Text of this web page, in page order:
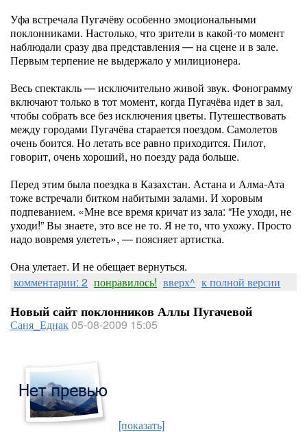
Уфа встречала Пугачёву особенно эмоциональными
поклонниками. Настолько, что зрители в какой-то момент
наблюдали сразу два представления — на сцене и в зале.
Первым терпение не выдержало у милиционера.
Весь спектакль — исключительно живой звук. Фонограмму
включают только в тот момент, когда Пугачёва идет в зал,
чтобы собрать все без исключения цветы. Путешествовать
между городами Пугачёва старается поездом. Самолетов
очень боится. Но летать все равно приходится. Пилот,
говорит, очень хороший, но поезду рада больше.
Перед этим была поездка в Казахстан. Астана и Алма-Ата
тоже встречали битком набитыми залами. И хоровым
подпеванием. «Мне все время кричат из зала: “Не уходи, не
уходи!” Вы знаете, это все не то. Я не то, что ухожу. Просто
надо вовремя улететь», — поясняет артистка.
Она улетает. И не обещает вернуться.
комментарии: 2 понравилось! вверх^ к полной версии
Новый сайт поклонников Аллы Пугачевой
Саня_Еднак05-08-2009 15:05
[показать]